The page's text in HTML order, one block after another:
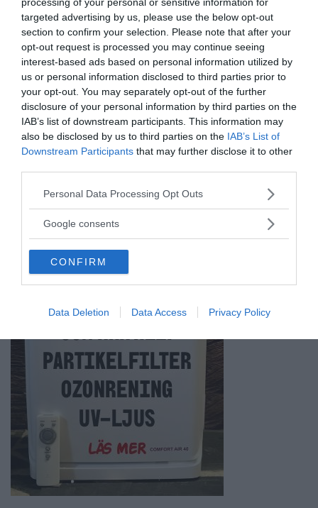
targeted advertising by us, please use the below opt-out
section to confirm your selection. Please note that after your
opt-out request is processed you may continue seeing
interest-based ads based on personal information utilized by
us or personal information disclosed to third parties prior to
your opt-out. You may separately opt-out of the further
disclosure of your personal information by third parties on the
IAB’s list of downstream participants. This information may
also be disclosed by us to third parties on the IAB’s List of
Downstream Participants that may further disclose it to other
Please note that this website/app uses one or more Google
not limited to your visit or usage behaviour. You may click to
use your data for below specified purposes in below Google
consent section.
Personal Data Processing Opt Outs
Google consents
CONFIRM
Data Deletion Data Access Privacy Policy